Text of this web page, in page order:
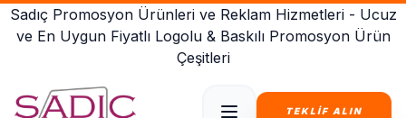
Sadıç Promosyon Ürünleri ve Reklam Hizmetleri - Ucuz
ve En Uygun Fiyatlı Logolu & Baskılı Promosyon Ürün
Çeşitleri
TEKLİF ALIN